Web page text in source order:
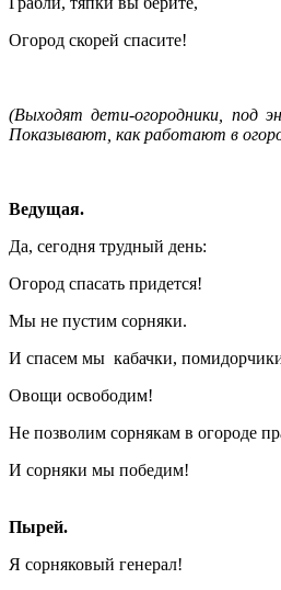
Огород скорей спасите!
(Выходят дети-огородники, под
Показывают, как работают в
Ведущая.
Да, сегодня трудный день:
Огород спасать придется!
Мы не пустим сорняки.
И спасем мы кабачки,
Овощи освободим!
Не позволим сорнякам в огороде
И сорняки мы победим!
Пырей.
Я сорняковый генерал!